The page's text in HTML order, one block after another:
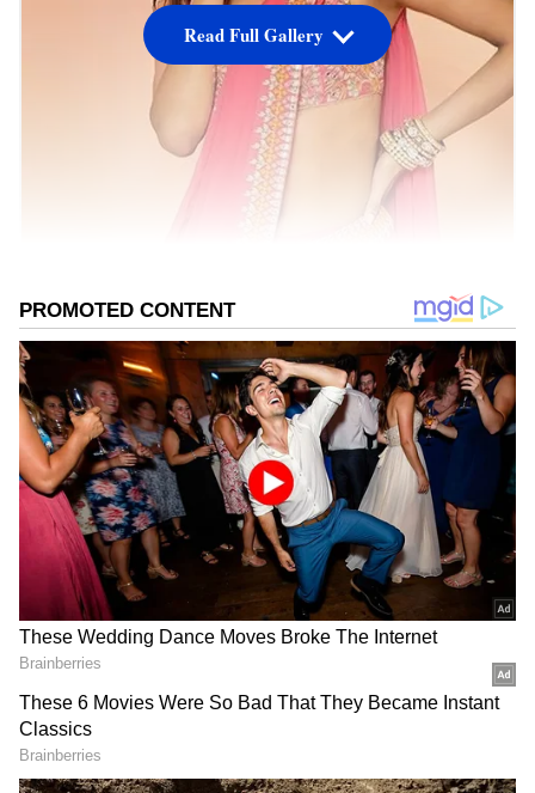
బాలీవుడ్ లో డిఫరెంట్ ఇమేజ్ ను సాధించింది జాన్వీకపూర్.
కమర్షియల్ సినిమాలు చేయకపోయినా స్టార్ ఇమేజ్తో
దూసుకుపోతోంది. అంతే కాదు..సౌత్ తో కమర్షియల్
Read Full Gallery